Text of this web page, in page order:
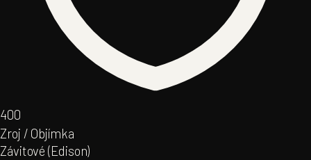
400
Zroj / Objímka
Závitové (Edison)